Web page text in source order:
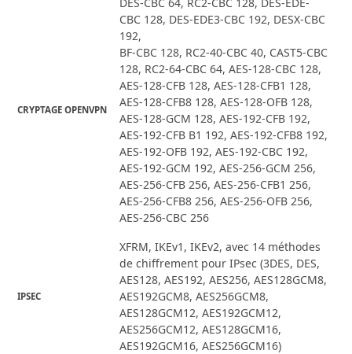
CRYPTAGE OPENVPN
CBC 128, DES-EDE3-CBC 192, DESX-CBC
192,
BF-CBC 128, RC2-40-CBC 40, CAST5-CBC
128, RC2-64-CBC 64, AES-128-CBC 128,
AES-128-CFB 128, AES-128-CFB1 128,
AES-128-CFB8 128, AES-128-OFB 128,
AES-128-GCM 128, AES-192-CFB 192,
AES-192-CFB B1 192, AES-192-CFB8 192,
AES-192-OFB 192, AES-192-CBC 192,
AES-192-GCM 192, AES-256-GCM 256,
AES-256-CFB 256, AES-256-CFB1 256,
AES-256-CFB8 256, AES-256-OFB 256,
AES-256-CBC 256
IPSEC
XFRM, IKEv1, IKEv2, avec 14 méthodes
de chiffrement pour IPsec (3DES, DES,
AES128, AES192, AES256, AES128GCM8,
AES192GCM8, AES256GCM8,
AES128GCM12, AES192GCM12,
AES256GCM12, AES128GCM16,
AES192GCM16, AES256GCM16)